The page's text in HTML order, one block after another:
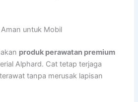
untuk Mobil
produk perawatan premium
Alphard. Cat tetap terjaga
tanpa merusak lapisan